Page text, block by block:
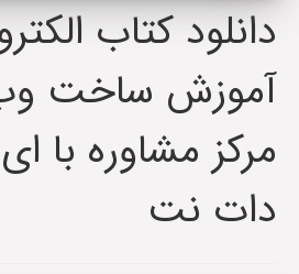
دانلود کتاب
آموزش ساخت
مرکز مشاوره با
دات نت